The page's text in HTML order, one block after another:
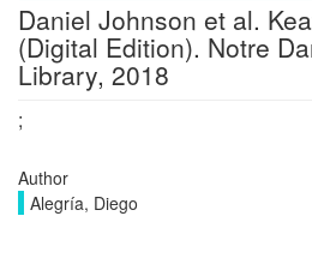
Daniel Johnson et al.
(Digital Edition). Notre
Library, 2018
;
Author
Alegría, Diego